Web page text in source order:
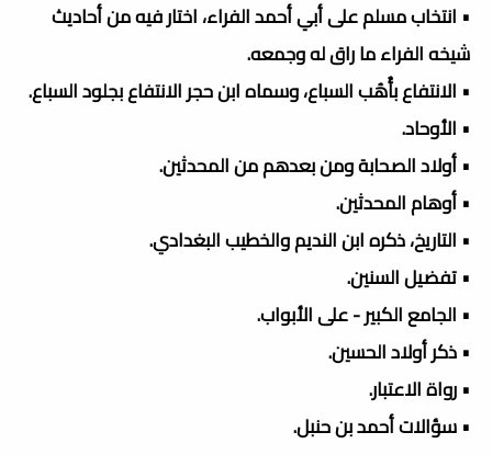
• انتخاب مسلم على أبي أحمد الفراء، اختار فيه من أحاديث
شيخه الفراء ما راق له وجمعه.
• الانتفاع بأُهُب السباع، وسماه ابن حجر الانتفاع بجلود السباع.
• الأوحاد.
• أولاد الصحابة ومن بعدهم من المحدثين.
• أوهام المحدثين.
• التاريخ، ذكره ابن النديم والخطيب البغدادي.
• تفضيل السنين.
• الجامع الكبير - على الأبواب.
• ذكر أولاد الحسين.
• رواة الاعتبار.
• سؤالات أحمد بن حنبل.